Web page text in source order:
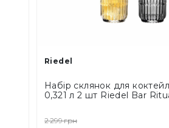
Riedel
Набір склянок для
0,321 л 2 шт Riedel Bar
2 299 грн